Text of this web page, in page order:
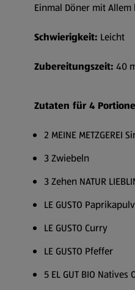
Einmal Döner mit
Schwierigkeit: Leicht
Zubereitungszeit: 40
Zutaten für 4
2 MEINE METZGEREI
3 Zwiebeln
3 Zehen NATUR
LE GUSTO
LE GUSTO Curry
LE GUSTO Pfeffer
5 EL GUT BIO